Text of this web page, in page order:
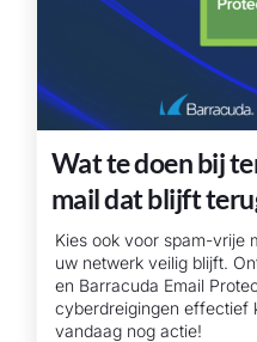
Wat te doen bij
mail dat blijft
Kies ook voor spam-vrije
uw netwerk veilig blijft.
en Barracuda Email
cyberdreigingen effectief
vandaag nog actie!